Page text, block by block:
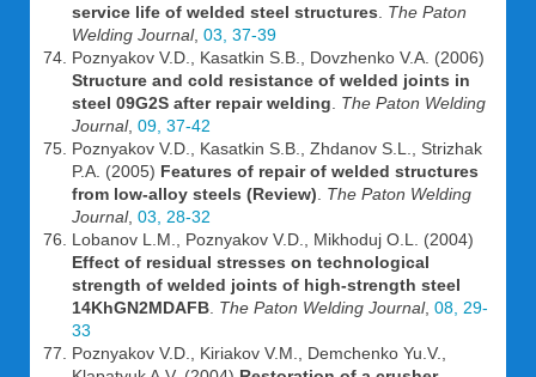
service life of welded steel structures
The Paton
Welding Journal, 03, 37-39
Poznyakov V.D., Kasatkin S.B., Dovzhenko V.A. (2006)
Structure and cold resistance of welded joints in
steel 09G2S after repair welding
The Paton Welding
Journal, 09, 37-42
Poznyakov V.D., Kasatkin S.B., Zhdanov S.L., Strizhak
P.A. (2005) Features of repair of welded structures
from low-alloy steels (Review)
The Paton Welding
Journal, 03, 28-32
Lobanov L.M., Poznyakov V.D., Mikhoduj O.L. (2004)
Effect of residual stresses on technological
strength of welded joints of high-strength steel
14KhGN2MDAFB The Paton Welding Journal, 08, 29-
33
Poznyakov V.D., Kiriakov V.M., Demchenko Yu.V.,